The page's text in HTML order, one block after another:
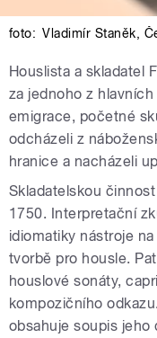
foto: Vladimír Staněk,
Houslista a skladatel
za jednoho z
emigrace, početné
odcházeli z
hranice a nacházeli
Skladatelskou
1750. Interpretační
idiomatiky nástroje
tvorbě pro housle.
houslové sonáty,
kompozičního
obsahuje soupis jeho